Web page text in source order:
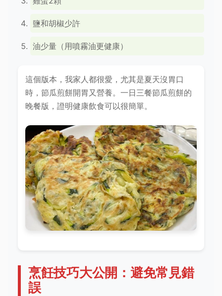
鹽和胡椒少許
油少量（用噴霧油更健康）
這個版本，我家人都很愛，尤其是夏天沒胃口
時，節瓜煎餅開胃又營養。一日三餐節瓜煎餅的
晚餐版，證明健康飲食可以很簡單。
烹飪技巧大公開：避免常見錯
誤